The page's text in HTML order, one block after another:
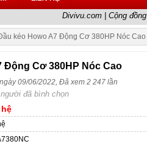
Divivu.com Cộng đồng
kéo Howo A7 Động Cơ 380HP Nóc Cao
Động Cơ 380HP Nóc Cao
09/06/2022, Đã xem 2 247 lần
đã bình chọn